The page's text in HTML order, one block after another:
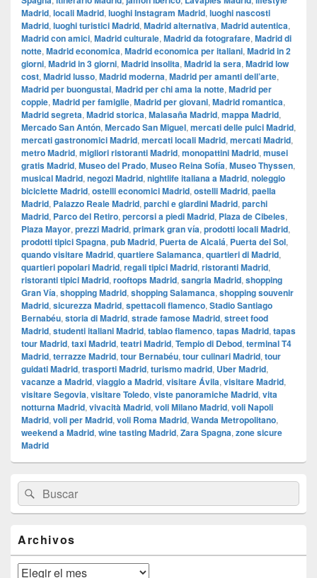
Madrid, locali Madrid, luoghi Instagram Madrid, luoghi nascosti
Madrid, luoghi turistici Madrid, Madrid alternativa, Madrid autentica,
Madrid con amici, Madrid culturale, Madrid da fotografare, Madrid di
notte, Madrid economica, Madrid economica per italiani, Madrid in 2
giorni, Madrid in 3 giorni, Madrid insolita, Madrid la sera, Madrid low
cost, Madrid lusso, Madrid moderna, Madrid per amanti dell’arte,
Madrid per buongustai, Madrid per chi ama la notte, Madrid per
coppie, Madrid per famiglie, Madrid per giovani, Madrid romantica,
Madrid segreta, Madrid storica, Malasaña Madrid, mappa Madrid,
Mercado San Antón, Mercado San Miguel, mercati delle pulci Madrid,
mercati gastronomici Madrid, mercati locali Madrid, mercati Madrid,
metro Madrid, migliori ristoranti Madrid, monopattini Madrid, musei
gratis Madrid, Museo del Prado, Museo Reina Sofía, Museo Thyssen,
musical Madrid, negozi Madrid, nightlife italiana a Madrid, noleggio
biciclette Madrid, ostelli economici Madrid, ostelli Madrid, paella
Madrid, Palazzo Reale Madrid, parchi e giardini Madrid, parchi
Madrid, Parco del Retiro, percorsi a piedi Madrid, Plaza de Cibeles,
Plaza Mayor, prezzi Madrid, primark gran vía, prodotti locali Madrid,
prodotti tipici Spagna, pub Madrid, Puerta de Alcalá, Puerta del Sol,
quando visitare Madrid, quartiere Salamanca, quartieri di Madrid,
quartieri popolari Madrid, regali tipici Madrid, ristoranti Madrid,
ristoranti tipici Madrid, rooftops Madrid, sangria Madrid, shopping
Gran Vía, shopping Madrid, shopping Salamanca, shopping souvenir
Madrid, sicurezza Madrid, spettacoli flamenco, Stadio Santiago
Bernabéu, storia di Madrid, strade famose Madrid, street food
Madrid, studenti italiani Madrid, tablao flamenco, tapas Madrid, tapas
tour Madrid, taxi Madrid, teatri Madrid, Tempio di Debod, terminal T4
Madrid, terrazze Madrid, tour Bernabéu, tour culinari Madrid, tour
guidati Madrid, trasporti Madrid, turismo madrid, Uber Madrid,
vacanze a Madrid, viaggio a Madrid, visitare Ávila, visitare Madrid,
visitare Segovia, visitare Toledo, viste panoramiche Madrid, vita
notturna Madrid, vivacità Madrid, voli Milano Madrid, voli Napoli
Madrid, voli per Madrid, voli Roma Madrid, Wanda Metropolitano,
weekend a Madrid, wine tasting Madrid, Zara Spagna, zone sicure
Madrid
área
de
widget
lateral
primaria
Buscar
por:
Buscar
Archivos
Archivos